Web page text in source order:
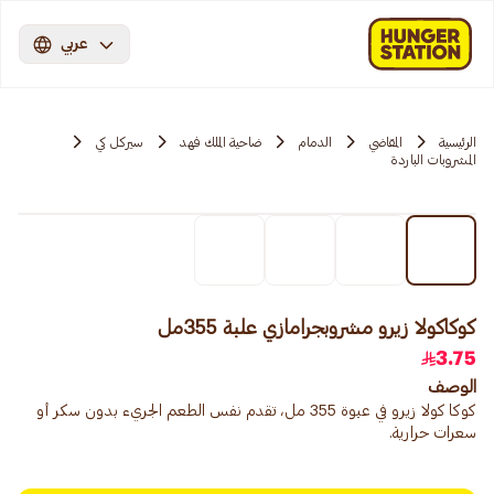
عربي
الرئيسية المقاضي الدمام ضاحية الملك فهد
سيركل كي
المشروبات الباردة
كوكاكولا زيرو مشروبجرامازي علبة 355مل
3.75
الوصف
كوكا كولا زيرو في عبوة 355 مل، تقدم نفس الطعم الجريء بدون سكر أو
سعرات حرارية.